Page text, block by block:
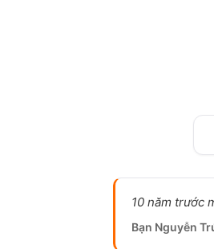
10 năm trước
Bạn Nguyễn